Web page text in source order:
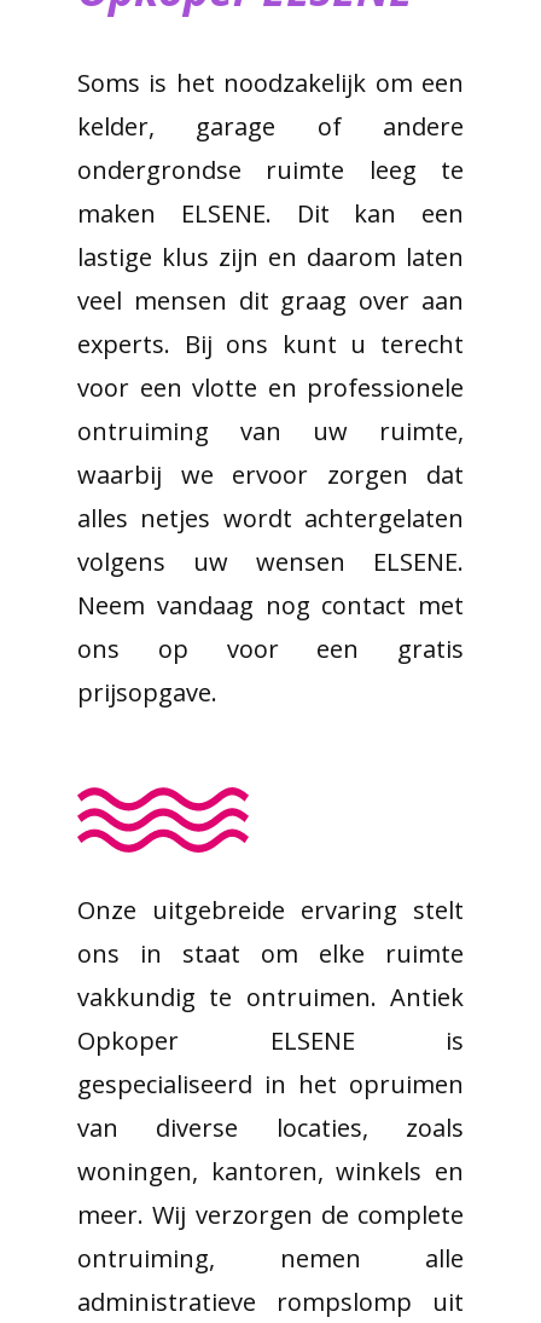
Soms is het noodzakelijk om een
kelder, garage of andere
ondergrondse ruimte leeg te
maken ELSENE. Dit kan een
lastige klus zijn en daarom laten
veel mensen dit graag over aan
experts. Bij ons kunt u terecht
voor een vlotte en professionele
ontruiming van uw ruimte,
waarbij we ervoor zorgen dat
alles netjes wordt achtergelaten
volgens uw wensen ELSENE.
Neem vandaag nog contact met
ons op voor een gratis
prijsopgave.
Onze uitgebreide ervaring stelt
ons in staat om elke ruimte
vakkundig te ontruimen. Antiek
Opkoper ELSENE is
gespecialiseerd in het opruimen
van diverse locaties, zoals
woningen, kantoren, winkels en
meer. Wij verzorgen de complete
ontruiming, nemen alle
administratieve rompslomp uit